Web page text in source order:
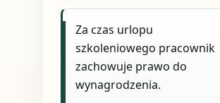
Za czas urlopu
szkoleniowego pracownik
zachowuje prawo do
wynagrodzenia.